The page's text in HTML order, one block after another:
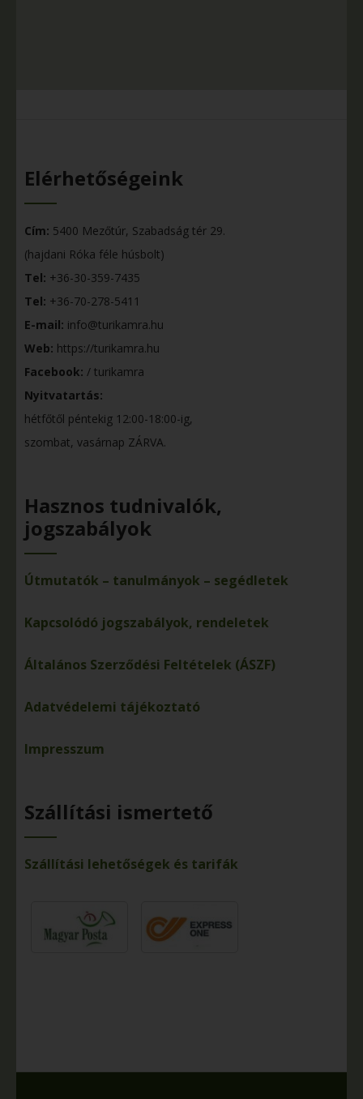
Elérhetőségeink
Cím: 5400 Mezőtúr, Szabadság tér 29.
(hajdani Róka féle húsbolt)
Tel: +36-30-359-7435
Tel: +36-70-278-5411
E-mail: info@turikamra.hu
Web: https://turikamra.hu
Facebook: / turikamra
Nyitvatartás:
hétfőtől péntekig 12:00-18:00-ig,
szombat, vasárnap ZÁRVA.
Hasznos tudnivalók,
jogszabályok
Útmutatók – tanulmányok – segédletek
Kapcsolódó jogszabályok, rendeletek
Általános Szerződési Feltételek (ÁSZF)
Adatvédelemi tájékoztató
Impresszum
Szállítási ismertető
Szállítási lehetőségek és tarifák